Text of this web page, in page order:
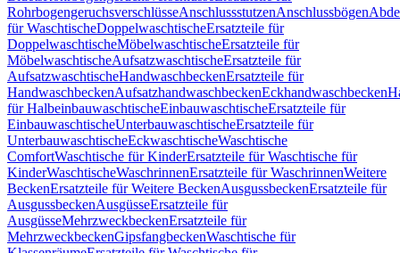
RohrbogengeruchsverschlüsseAnschlussstutzenAnschlussbögen
für WaschtischeDoppelwaschtischeErsatzteile für
DoppelwaschtischeMöbelwaschtischeErsatzteile für
MöbelwaschtischeAufsatzwaschtischeErsatzteile für
AufsatzwaschtischeHandwaschbeckenErsatzteile für
HandwaschbeckenAufsatzhandwaschbeckenEckhandwaschbecken
für HalbeinbauwaschtischeEinbauwaschtischeErsatzteile für
EinbauwaschtischeUnterbauwaschtischeErsatzteile für
UnterbauwaschtischeEckwaschtischeWaschtische
ComfortWaschtische für KinderErsatzteile für Waschtische für
KinderWaschtischeWaschrinnenErsatzteile für WaschrinnenWeitere
BeckenErsatzteile für Weitere BeckenAusgussbeckenErsatzteile für
AusgussbeckenAusgüsseErsatzteile für
AusgüsseMehrzweckbeckenErsatzteile für
MehrzweckbeckenGipsfangbeckenWaschtische für